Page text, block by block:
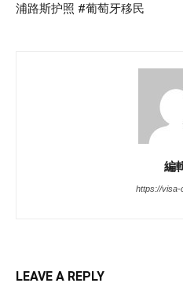
浦路斯护照 #葡萄牙移民
編
https://visa-
LEAVE A REPLY